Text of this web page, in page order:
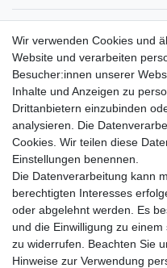
Aquaristik-Paradies Newsletter
E-MAIL **
Newsletter
Honig
Hiermit bestätige ich, dass ich die
Einwilligung kann ich jederzeit
Impressum
Wir verwenden Cookies und
Website und verarbeiten
Besucher:innen unserer
Inhalte und Anzeigen zu
Drittanbietern einzubinden
analysieren. Die
Cookies. Wir teilen diese
Einstellungen benennen.
Die Datenverarbeitung kann
berechtigten Interesses
oder abgelehnt werden. Es
und die Einwilligung zu
zu widerrufen. Beachten Sie
Hinweise zur Verwendung